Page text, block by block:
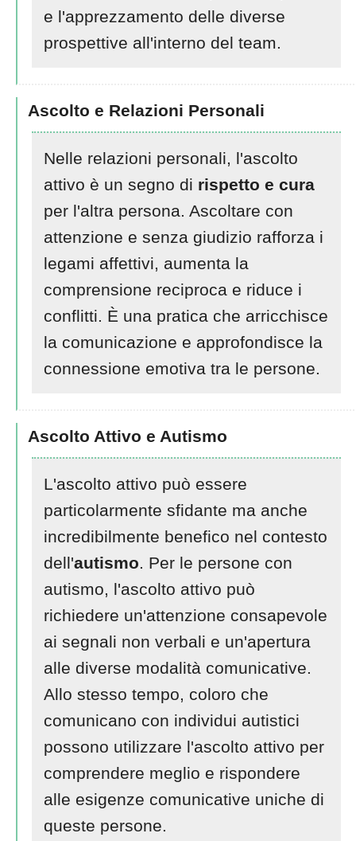
e l'apprezzamento delle diverse
prospettive all'interno del team.
Ascolto e Relazioni Personali
Nelle relazioni personali, l'ascolto
attivo è un segno di rispetto e cura
per l'altra persona. Ascoltare con
attenzione e senza giudizio rafforza i
legami affettivi, aumenta la
comprensione reciproca e riduce i
conflitti. È una pratica che arricchisce
la comunicazione e approfondisce la
connessione emotiva tra le persone.
Ascolto Attivo e Autismo
L'ascolto attivo può essere
particolarmente sfidante ma anche
incredibilmente benefico nel contesto
dell'autismo. Per le persone con
autismo, l'ascolto attivo può
richiedere un'attenzione consapevole
ai segnali non verbali e un'apertura
alle diverse modalità comunicative.
Allo stesso tempo, coloro che
comunicano con individui autistici
possono utilizzare l'ascolto attivo per
comprendere meglio e rispondere
alle esigenze comunicative uniche di
queste persone.